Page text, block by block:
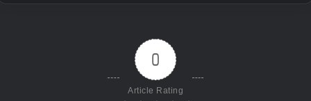
usá-lo para energizar novamente faz de
Milkman uma fera absoluta no Meta atual.
0
Article Rating